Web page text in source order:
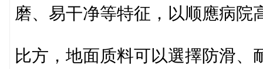
磨、易干净等特征，以顺應病院
比方，地面质料可以選擇防滑